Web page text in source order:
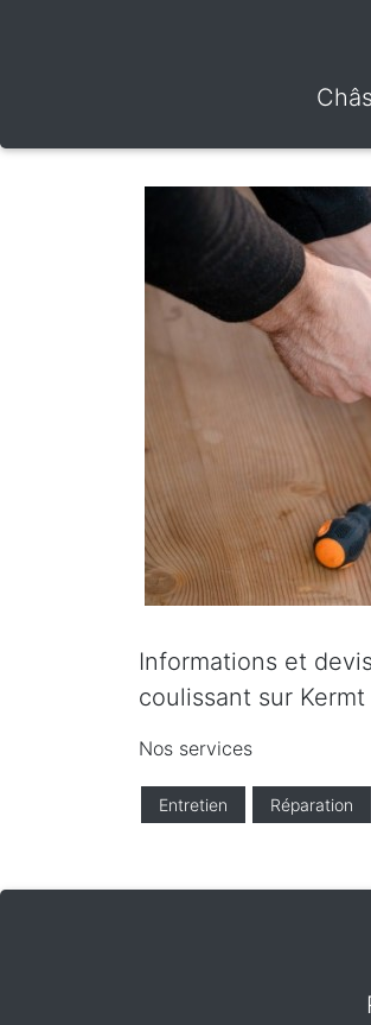
Informations et
coulissant sur Kermt
Nos services
Entretien Réparation